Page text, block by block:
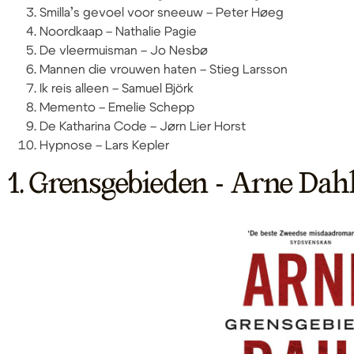
Smilla’s gevoel voor sneeuw – Peter Høeg
Noordkaap – Nathalie Pagie
De vleermuisman – Jo Nesbø
Mannen die vrouwen haten – Stieg Larsson
Ik reis alleen – Samuel Björk
Memento – Emelie Schepp
De Katharina Code – Jørn Lier Horst
Hypnose – Lars Kepler
1. Grensgebieden - Arne